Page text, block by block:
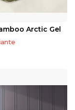
Arctic Gel